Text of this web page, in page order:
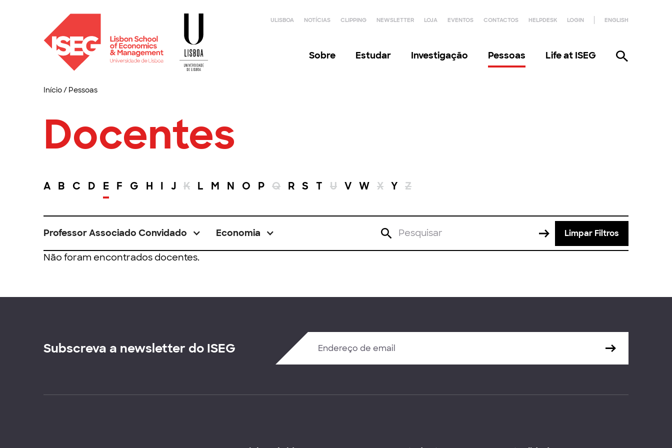
ULISBOA NOTÍCIAS CLIPPING NEWSLETTER LOJA EVENTOS CONTACTOS HELPDESK LOGIN ENGLISH
Sobre Estudar Investigação Pessoas Life at ISEG
Início/ Pessoas
Docentes
A B C D E F G H I J K L M N O P Q R S T U V W X Y Z
Professor Associado Convidado Economia Limpar Filtros
Não foram encontrados docentes.
Subscreva a newsletter do ISEG